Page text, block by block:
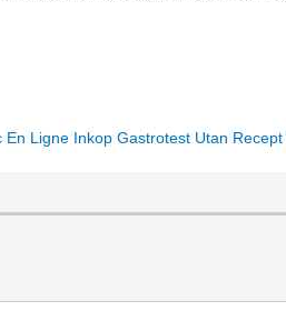
En Ligne Inkop Gastrotest Utan Recept